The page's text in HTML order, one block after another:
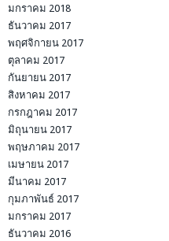
มกราคม 2018
ธันวาคม 2017
พฤศจิกายน 2017
ตุลาคม 2017
กันยายน 2017
สิงหาคม 2017
กรกฎาคม 2017
มิถุนายน 2017
พฤษภาคม 2017
เมษายน 2017
มีนาคม 2017
กุมภาพันธ์ 2017
มกราคม 2017
ธันวาคม 2016